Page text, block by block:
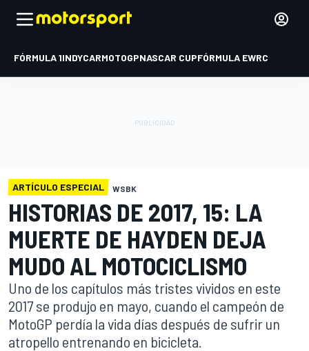
FÓRMULA 1INDYCARMOTOGPNASCAR CUPFÓRMULA EWRC
ARTÍCULO ESPECIAL WSBK
HISTORIAS DE 2017, 15: LA
MUERTE DE HAYDEN DEJA
MUDO AL MOTOCICLISMO
Uno de los capítulos más tristes vividos en este
2017 se produjo en mayo, cuando el campeón de
MotoGP perdía la vida días después de sufrir un
atropello entrenando en bicicleta.